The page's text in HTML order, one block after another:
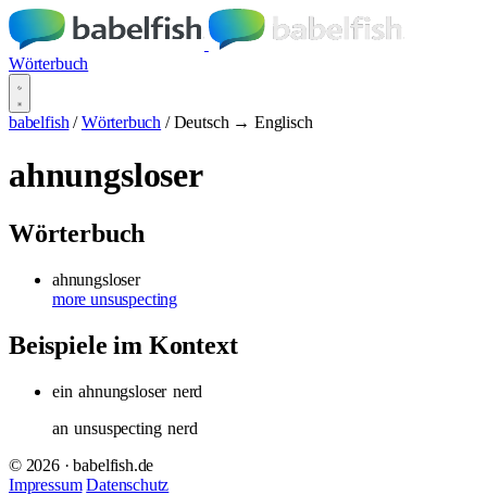
Wörterbuch
babelfish / Wörterbuch / Deutsch → Englisch
ahnungsloser
Wörterbuch
ahnungsloser
more unsuspecting
Beispiele im Kontext
ein ahnungsloser nerd
an unsuspecting nerd
© 2026 · babelfish.de
Impressum Datenschutz